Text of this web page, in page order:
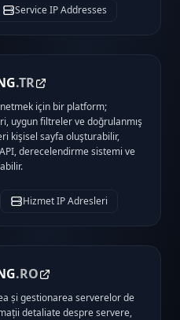
Service IP Addresses
.TR
için bir platform;
uygun filtreler ve doğrulanmış
kişisel sayfa oluşturabilir,
derecelendirme sistemi ve
Hizmet IP Adresleri
.RO
și gestionarea serverelor de
detaliate despre servere,